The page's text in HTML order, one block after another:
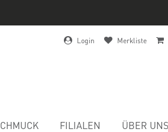
Login Merkliste
FILIALEN ÜBER UNS